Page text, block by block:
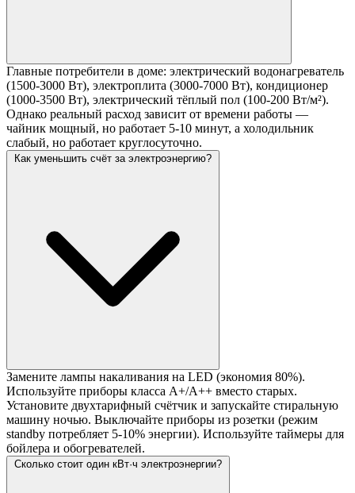
Главные потребители в доме: электрический водонагреватель
(1500-3000 Вт), электроплита (3000-7000 Вт), кондиционер
(1000-3500 Вт), электрический тёплый пол (100-200 Вт/м²).
Однако реальный расход зависит от времени работы —
чайник мощный, но работает 5-10 минут, а холодильник
слабый, но работает круглосуточно.
Как уменьшить счёт за электроэнергию?
Замените лампы накаливания на LED (экономия 80%).
Используйте приборы класса A+/A++ вместо старых.
Установите двухтарифный счётчик и запускайте стиральную
машину ночью. Выключайте приборы из розетки (режим
standby потребляет 5-10% энергии). Используйте таймеры для
бойлера и обогревателей.
Сколько стоит один кВт·ч электроэнергии?